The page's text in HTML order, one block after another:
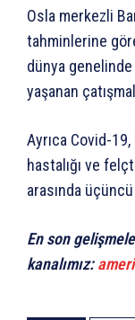
Osla merkezli
tahminlerine
dünya genelinde
yaşanan
Ayrıca Covid-
hastalığı ve
arasında
En son
kanalımız: